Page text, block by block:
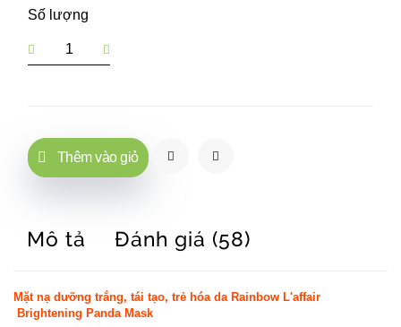
Số lượng
Thêm vào giỏ
Mô tả Đánh giá (58)
Mặt nạ dưỡng trắng, tái tạo, trẻ hóa da Rainbow L'affair
Brightening Panda Mask